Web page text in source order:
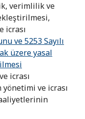
verimlilik ve
icrası
ve 5253 Sayılı
üzere yasal
icrası
ve icrası